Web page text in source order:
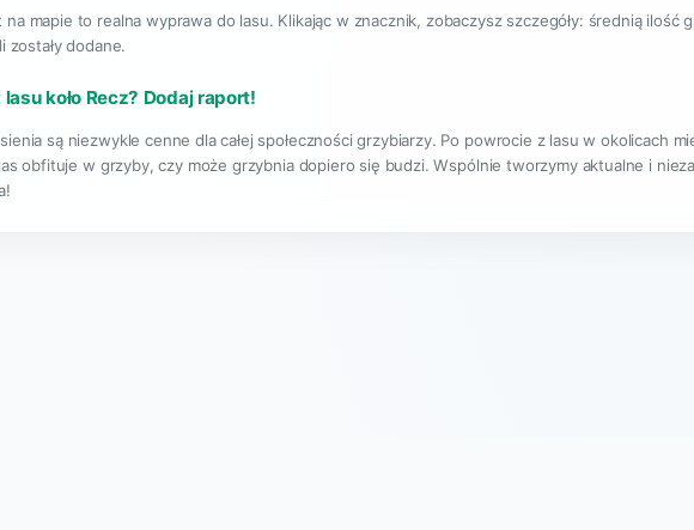
na mapie to realna wyprawa do lasu. Klikając w znacznik, zobaczysz szczegóły: średnią
zostały dodane.
lasu koło Recz? Dodaj raport!
są niezwykle cenne dla całej społeczności grzybiarzy. Po powrocie z lasu w okolicach
obfituje w grzyby, czy może grzybnia dopiero się budzi. Wspólnie tworzymy aktualne i